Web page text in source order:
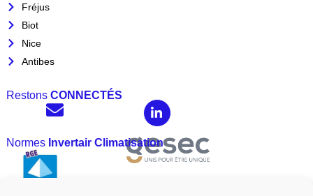
Fréjus
Biot
Nice
Antibes
Restons CONNECTÉS
Normes Invertair Climatisation